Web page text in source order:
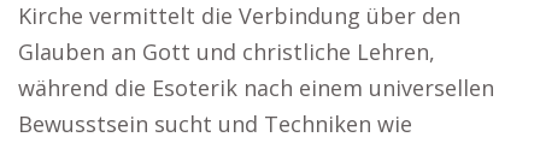
Kirche vermittelt die Verbindung über den
Glauben an Gott und christliche Lehren,
während die Esoterik nach einem universellen
Bewusstsein sucht und Techniken wie